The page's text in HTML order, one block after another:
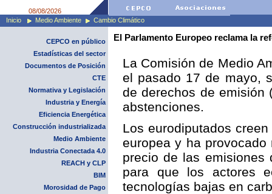
08/08/2026
Inicio
Medio Ambiente Cambio Climático
CEPCO en público
Estadísticas del sector
Documentos de Posición
CTE
Normativa y Legislación
Industria y Energía
Eficiencia Energética
Construcción industrializada
Medio Ambiente
Industria Conectada 4.0
REACH y CLP
BIM
Morosidad de Pago
El Parlamento Europeo reclama la
La Comisión de Medio
el pasado 17 de mayo,
de derechos de emisión
abstenciones.
Los eurodiputados
europea y ha
precio de las emisiones
para que los actores
tecnologías bajas en